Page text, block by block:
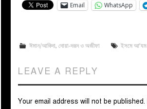
Email WhatsApp
ঈমান/আকিদা,দোয়া-দরূদ ও অজীফা ইসমে আ’যম
LEAVE A REPLY
Your email address will not be published.